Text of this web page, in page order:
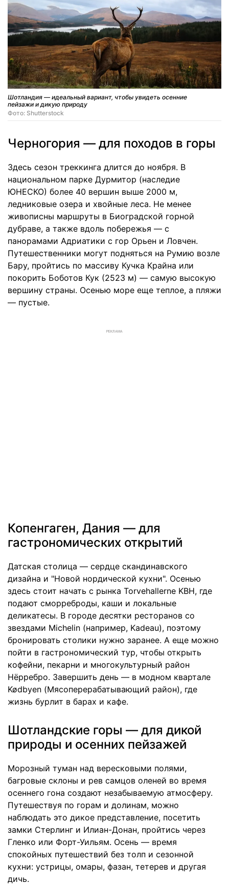
Шотландия — идеальный вариант, чтобы увидеть осенние
пейзажи и дикую природу
Фото: Shutterstock
Черногория — для походов в горы
Здесь сезон треккинга длится до ноября. В
национальном парке Дурмитор (наследие
ЮНЕСКО) более 40 вершин выше 2000 м,
ледниковые озера и хвойные леса. Не менее
живописны маршруты в Биоградской горной
дубраве, а также вдоль побережья — с
панорамами Адриатики с гор Орьен и Ловчен.
Путешественники могут подняться на Румию возле
Бару, пройтись по массиву Кучка Крайна или
покорить Боботов Кук (2523 м) — самую высокую
вершину страны. Осенью море еще теплое, а пляжи
— пустые.
РЕКЛАМА
Копенгаген, Дания — для
гастрономических открытий
Датская столица — сердце скандинавского
дизайна и "Новой нордической кухни". Осенью
здесь стоит начать с рынка Torvehallerne KBH, где
подают сморреброды, каши и локальные
деликатесы. В городе десятки ресторанов со
звездами Michelin (например, Kadeau), поэтому
бронировать столики нужно заранее. А еще можно
пойти в гастрономический тур, чтобы открыть
кофейни, пекарни и многокультурный район
Нёрребро. Завершить день — в модном квартале
Kødbyen (Мясоперерабатывающий район), где
жизнь бурлит в барах и кафе.
Шотландские горы — для дикой
природы и осенних пейзажей
Морозный туман над вересковыми полями,
багровые склоны и рев самцов оленей во время
осеннего гона создают незабываемую атмосферу.
Путешествуя по горам и долинам, можно
наблюдать это дикое представление, посетить
замки Стерлинг и Илиан-Донан, пройтись через
Гленко или Форт-Уильям. Осень — время
спокойных путешествий без толп и сезонной
кухни: устрицы, омары, фазан, тетерев и другая
дичь.